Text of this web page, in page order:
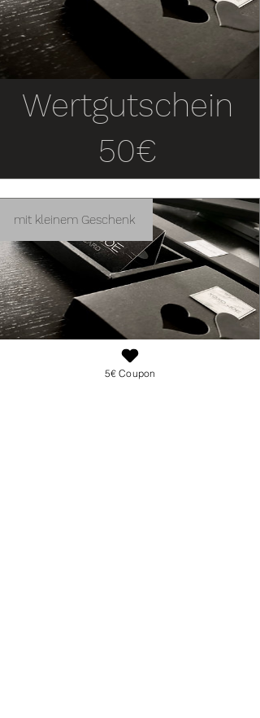
Wertgutschein
50€
mit kleinem Geschenk
5€ Coupon